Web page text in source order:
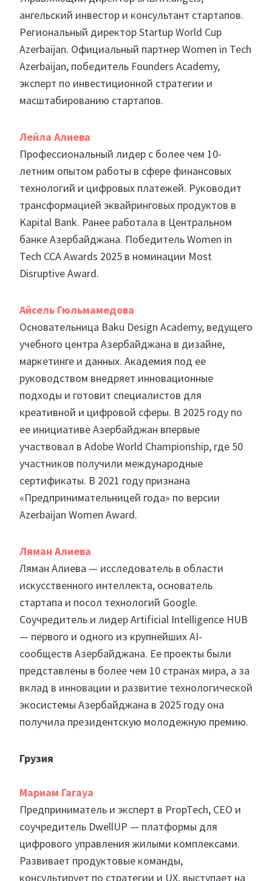
ангельский инвестор и консультант стартапов.
Региональный директор Startup World Cup
Azerbaijan. Официальный партнер Women in Tech
Azerbaijan, победитель Founders Academy,
эксперт по инвестиционной стратегии и
масштабированию стартапов.
Лейла Алиева
Профессиональный лидер с более чем 10-
летним опытом работы в сфере финансовых
технологий и цифровых платежей. Руководит
трансформацией эквайринговых продуктов в
Kapital Bank. Ранее работала в Центральном
банке Азербайджана. Победитель Women in
Tech CCA Awards 2025 в номинации Most
Disruptive Award.
Айсель Гюльмамедова
Основательница Baku Design Academy, ведущего
учебного центра Азербайджана в дизайне,
маркетинге и данных. Академия под ее
руководством внедряет инновационные
подходы и готовит специалистов для
креативной и цифровой сферы. В 2025 году по
ее инициативе Азербайджан впервые
участвовал в Adobe World Championship, где 50
участников получили международные
сертификаты. В 2021 году признана
«Предпринимательницей года» по версии
Azerbaijan Women Award.
Ляман Алиева
Ляман Алиева — исследователь в области
искусственного интеллекта, основатель
стартапа и посол технологий Google.
Соучредитель и лидер Artificial Intelligence HUB
— первого и одного из крупнейших AI-
сообществ Азербайджана. Ее проекты были
представлены в более чем 10 странах мира, а за
вклад в инновации и развитие технологической
экосистемы Азербайджана в 2025 году она
получила президентскую молодежную премию.
Грузия
Мариам Гагауa
Предприниматель и эксперт в PropTech, CEO и
соучредитель DwellUP — платформы для
цифрового управления жилыми комплексами.
Развивает продуктовые команды,
консультирует по стратегии и UX, выступает на